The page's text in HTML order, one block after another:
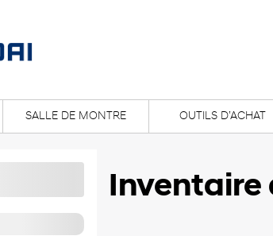
SALLE DE MONTRE OUTILS D’ACHAT
Inventaire